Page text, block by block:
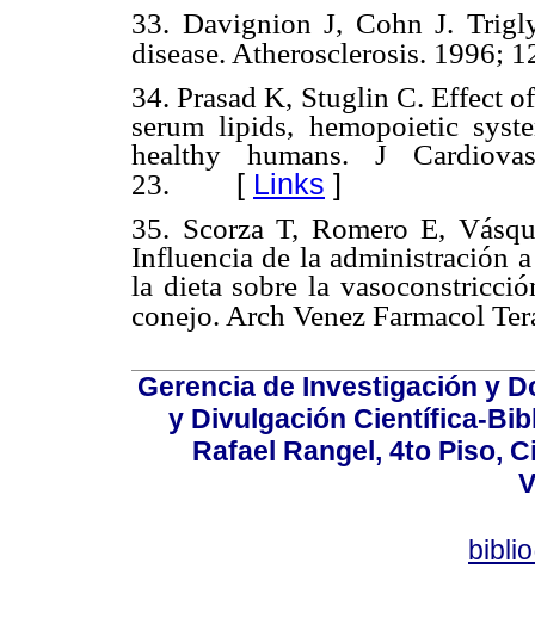
33. Davignion J, Cohn J.
disease. Atherosclerosis. 1996;
34. Prasad K, Stuglin C. Effect
serum lipids, hemopoietic
healthy humans. J
23. [ Links ]
35. Scorza T, Romero E,
Influencia de la administración
la dieta sobre la
conejo. Arch Venez Farmacol
Gerencia de Investigación y
y Divulgación Científica-
Rafael Rangel, 4to Piso,